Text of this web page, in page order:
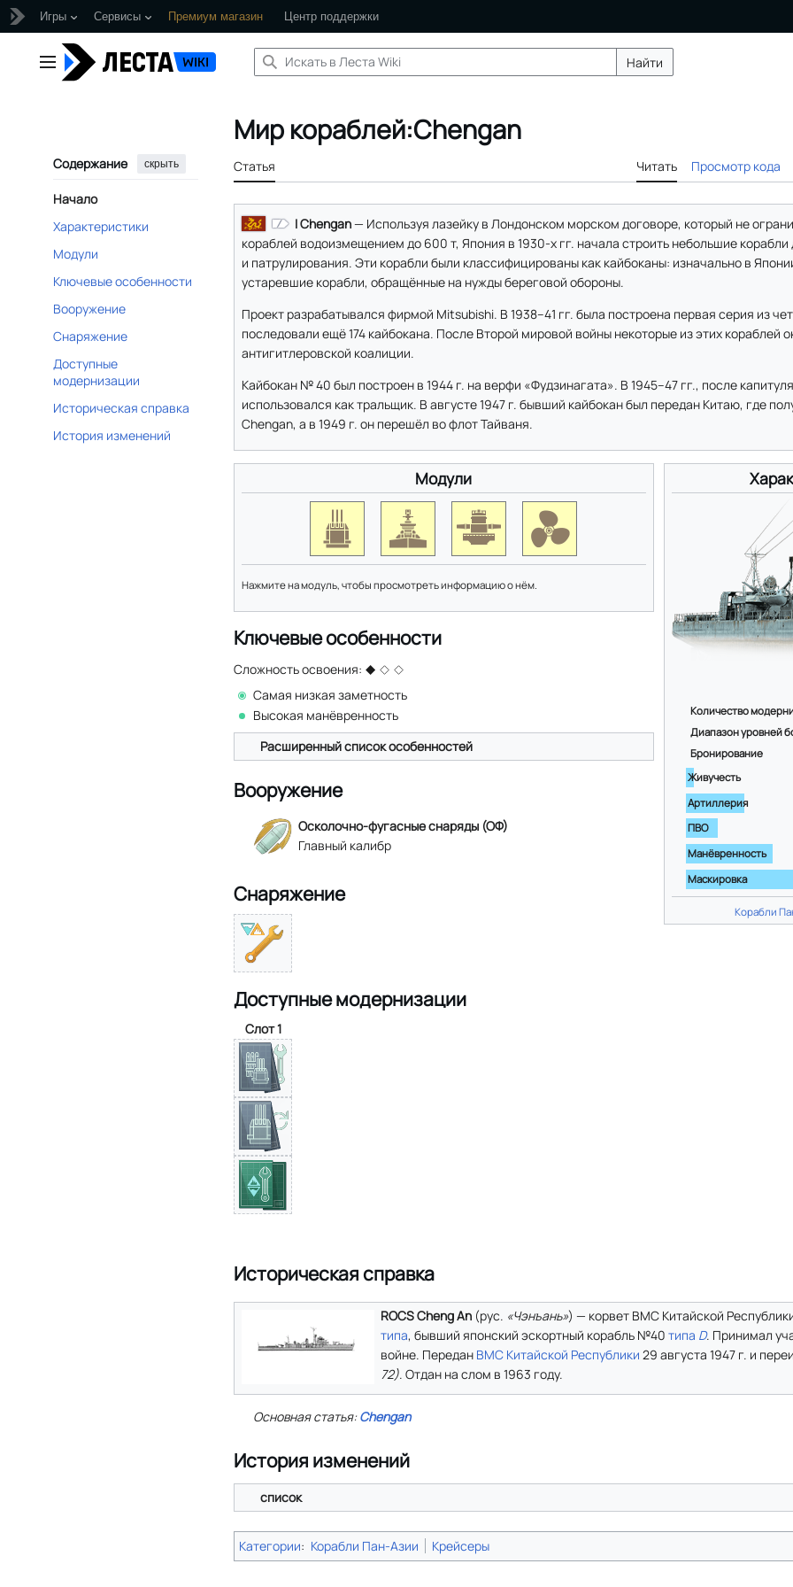
Игры Сервисы Премиум магазин Центр поддержки
содержанию
Главное меню Найти
Содержание скрыть
Начало
Характеристики
Модули
Ключевые особенности
Вооружение
Снаряжение
Доступные
модернизации
Историческая справка
История изменений
Мир кораблей:Chengan
Статья Читать Просмотр кода
I Chengan— Используя лазейку в Лондонском морском договоре, который не
кораблей водоизмещением до 600 т, Япония в 1930-х гг. начала строить небольшие корабли
и патрулирования. Эти корабли были классифицированы как кайбоканы: изначально в
устаревшие корабли, обращённые на нужды береговой обороны.
Проект разрабатывался фирмой Mitsubishi. В 1938–41 гг. была построена первая серия из
последовали ещё 174 кайбокана. После Второй мировой войны некоторые из этих кораблей
антигитлеровской коалиции.
Кайбокан № 40 был построен в 1944 г. на верфи «Фудзинагата». В 1945–47 гг., после
использовался как тральщик. В августе 1947 г. бывший кайбокан был передан Китаю, где
Chengan, а в 1949 г. он перешёл во флот Тайваня.
Количество
Диапазон уровней
Бронирование
Живучесть
Артиллерия
ПВО
Манёвренность
Маскировка
Корабли
Модули
Нажмите на модуль, чтобы просмотреть информацию о нём.
Ключевые особенности
Сложность освоения:
Самая низкая заметность
Высокая манёвренность
Расширенный список особенностей
Вооружение
Осколочно-фугасные снаряды (ОФ)
Главный калибр
Снаряжение
Доступные модернизации
Слот 1
Историческая справка
ROCS Cheng An (рус. «Чэнъань») — корвет ВМС Китайской
типа, бывший японский эскортный корабль №40 типа D. Принимал
войне. Передан ВМС Китайской Республики 29 августа 1947 г. и
72). Отдан на слом в 1963 году.
Основная статья:Chengan
История изменений
список
Категории: Корабли Пан-Азии Крейсеры